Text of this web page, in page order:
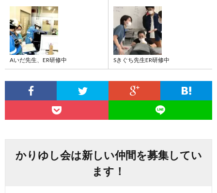
Aいだ先生、ER研修中 Sきぐち先生ER研修中
かりゆし会は新しい仲間を募集してい
ます！